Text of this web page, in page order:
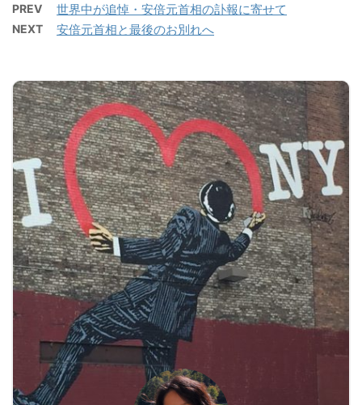
PREV 世界中が追悼・安倍元首相の訃報に寄せて
NEXT 安倍元首相と最後のお別れへ